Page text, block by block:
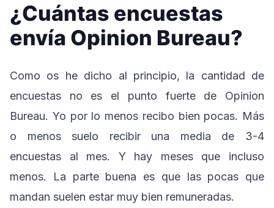
¿Cuántas encuestas
envía Opinion Bureau?
Como os he dicho al principio, la cantidad de
encuestas no es el punto fuerte de Opinion
Bureau. Yo por lo menos recibo bien pocas. Más
o menos suelo recibir una media de 3-4
encuestas al mes. Y hay meses que incluso
menos. La parte buena es que las pocas que
mandan suelen estar muy bien remuneradas.